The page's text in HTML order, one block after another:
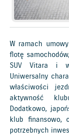
W ramach
flotę
SUV Vitara i
Uniwersalny
właściwości
aktywność
Dodatkowo,
klub finansowo,
potrzebnych